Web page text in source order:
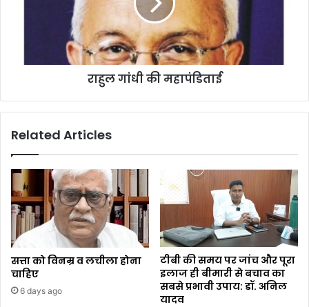
राहुल गांधी की महापंडिताई
Related Articles
सत्ता को विनम्र व लचीला होना
चाहिए
6 days ago
टीबी की समय पर जांच और पूरा
इलाज ही बीमारी से बचाव का
सबसे प्रभावी उपाय: डॉ. अनिल
यादव